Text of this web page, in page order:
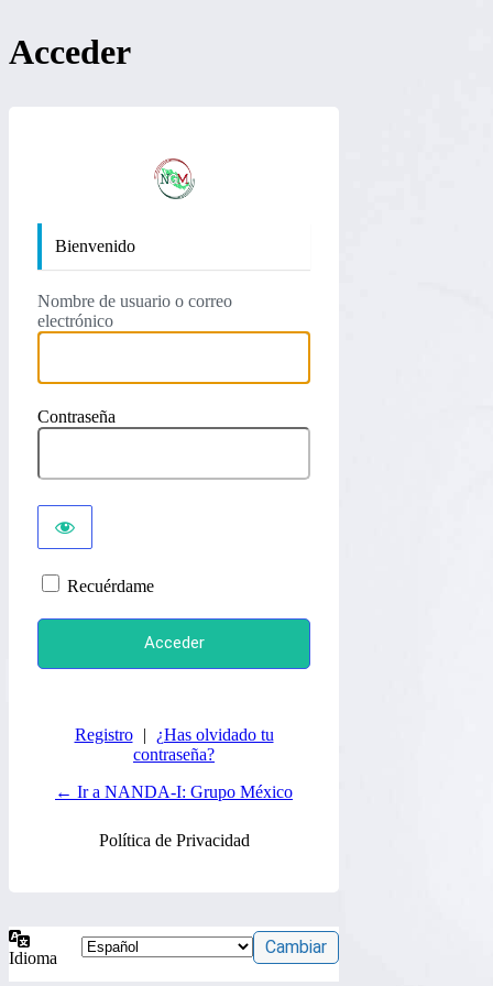
Acceder
Bienvenido
Nombre de usuario o correo
electrónico
Contraseña
Recuérdame
Registro |
¿Has olvidado tu
contraseña?
← Ir a NANDA-I: Grupo México
Política de Privacidad
Idioma